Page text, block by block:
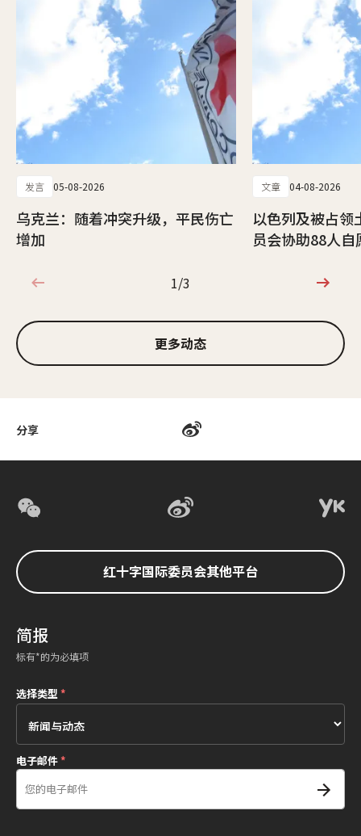
分享
发言 05-08-2026
乌克兰：随着冲突升级，平民伤亡
增加
文章 04-08-2026
以色列及被占领
员会协助88人
1/3
1/3
更多动态
红十字国际委员会其他平台
简报
标有*的为必填项
选择类型*
电子邮件*